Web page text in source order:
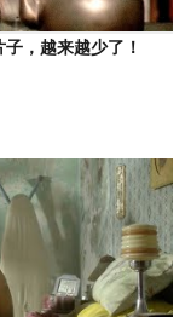
，越来越少了！